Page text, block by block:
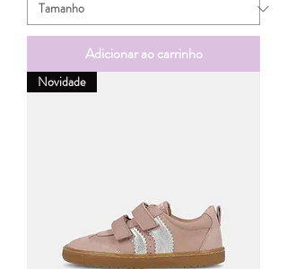
Adicionar ao carrinho
Novidade